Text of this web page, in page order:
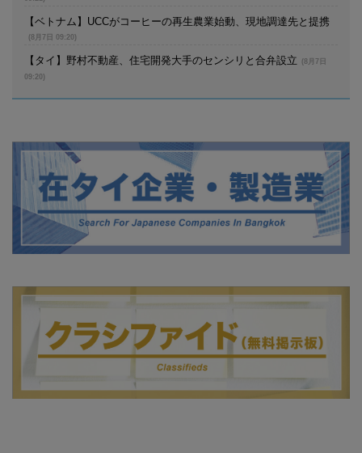
【ベトナム】UCCがコーヒーの再生農業始動、現地調達先と提携
(8月7日 09:20)
【タイ】野村不動産、住宅開発大手のセンシリと合弁設立
(8月7日
09:20)